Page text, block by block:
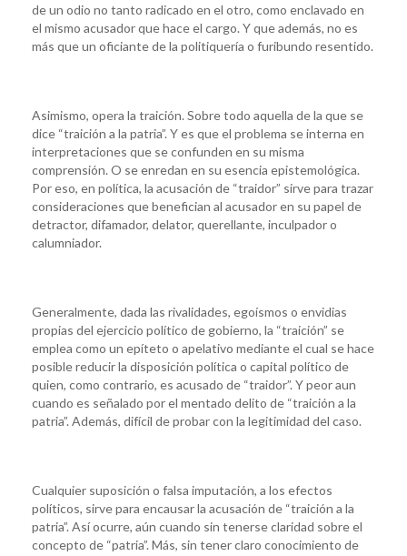
de un odio no tanto radicado en el otro, como enclavado en
el mismo acusador que hace el cargo. Y que además, no es
más que un oficiante de la politiquería o furibundo resentido.
Asimismo, opera la traición. Sobre todo aquella de la que se
dice “traición a la patria”. Y es que el problema se interna en
interpretaciones que se confunden en su misma
comprensión. O se enredan en su esencia epistemológica.
Por eso, en política, la acusación de “traidor” sirve para trazar
consideraciones que benefician al acusador en su papel de
detractor, difamador, delator, querellante, inculpador o
calumniador.
Generalmente, dada las rivalidades, egoísmos o envidias
propias del ejercicio político de gobierno, la “traición” se
emplea como un epíteto o apelativo mediante el cual se hace
posible reducir la disposición política o capital político de
quien, como contrario, es acusado de “traidor”. Y peor aun
cuando es señalado por el mentado delito de “traición a la
patria”. Además, difícil de probar con la legitimidad del caso.
Cualquier suposición o falsa imputación, a los efectos
políticos, sirve para encausar la acusación de “traición a la
patria”. Así ocurre, aún cuando sin tenerse claridad sobre el
concepto de “patria”. Más, sin tener claro conocimiento de